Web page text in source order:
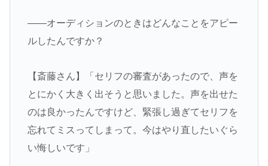
――オーディションのときはどんなことをアピー
ルしたんですか？
【斎藤さん】「セリフの審査があったので、声を
とにかく大きく出そうと思いました。声を出せた
のは良かったんですけど、緊張し過ぎてセリフを
忘れてミスってしまって。今はやり直したいぐら
い悔しいです」